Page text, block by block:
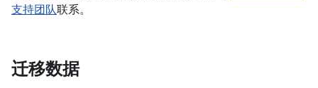
支持团队联系。
迁移数据